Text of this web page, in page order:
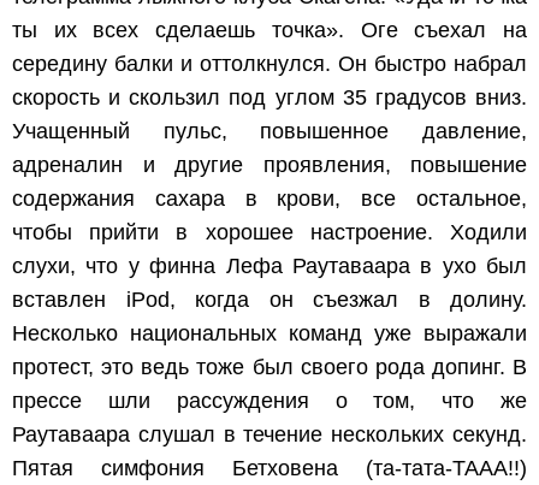
ты их всех сделаешь точка». Оге съехал на
середину балки и оттолкнулся. Он быстро набрал
скорость и скользил под углом 35 градусов вниз.
Учащенный пульс, повышенное давление,
адреналин и другие проявления, повышение
содержания сахара в крови, все остальное,
чтобы прийти в хорошее настроение. Ходили
слухи, что у финна Лефа Раутаваара в ухо был
вставлен iPod, когда он съезжал в долину.
Несколько национальных команд уже выражали
протест, это ведь тоже был своего рода допинг. В
прессе шли рассуждения о том, что же
Раутаваара слушал в течение нескольких секунд.
Пятая симфония Бетховена (та-тата-ТААА!!)